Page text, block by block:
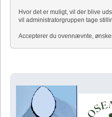
Hvor det er muligt, vil der blive
vil administratorgruppen tage
Accepterer du ovennævnte,